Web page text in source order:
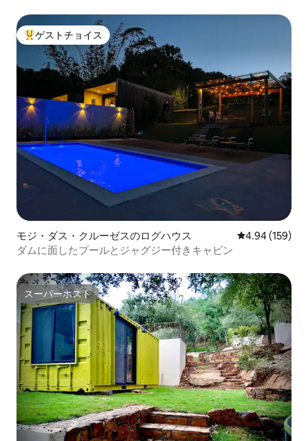
大好評のゲストチョイスです。
ゲストチョイス
モジ・ダス・クルーゼスのログハウス レビュー159
4.94 (159)
ダムに面したプールとジャグジー付きキャビン
スーパーホスト
スーパーホスト